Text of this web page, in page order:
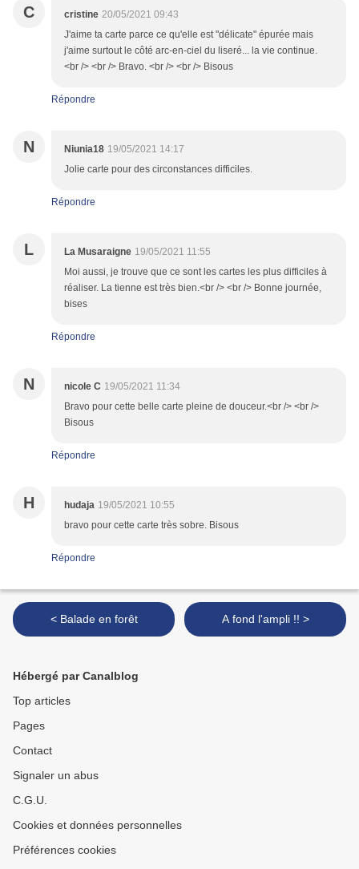
C cristine 20/05/2021 09:43
J'aime ta carte parce ce qu'elle est "délicate" épurée mais
j'aime surtout le côté arc-en-ciel du liseré... la vie continue.
<br /> <br /> Bravo. <br /> <br /> Bisous
Répondre
N Niunia18 19/05/2021 14:17
Jolie carte pour des circonstances difficiles.
Répondre
L La Musaraigne 19/05/2021 11:55
Moi aussi, je trouve que ce sont les cartes les plus difficiles à
réaliser. La tienne est très bien.<br /> <br /> Bonne journée,
bises
Répondre
N nicole C 19/05/2021 11:34
Bravo pour cette belle carte pleine de douceur.<br /> <br />
Bisous
Répondre
H hudaja 19/05/2021 10:55
bravo pour cette carte très sobre. Bisous
Répondre
< Balade en forêt A fond l'ampli !! >
Hébergé par Canalblog
Top articles
Pages
Contact
Signaler un abus
C.G.U.
Cookies et données personnelles
Préférences cookies